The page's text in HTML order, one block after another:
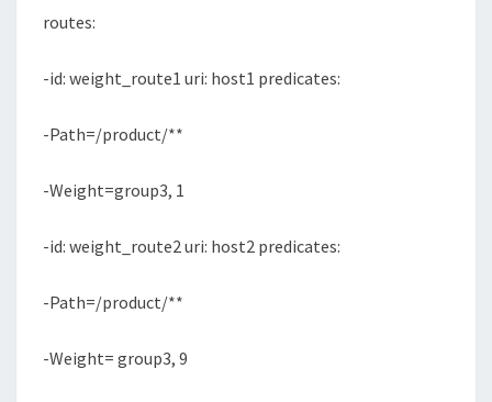
routes:
-id: weight_route1 uri: host1 predicates:
-Path=/product/**
-Weight=group3, 1
-id: weight_route2 uri: host2 predicates:
-Path=/product/**
-Weight= group3, 9